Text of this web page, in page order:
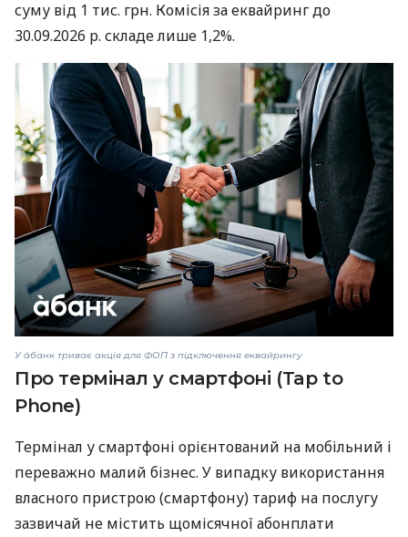
суму від 1 тис. грн. Комісія за еквайринг до
30.09.2026 р. складе лише 1,2%.
У àбанк триває акція для ФОП з підключення еквайрингу
Про термінал у смартфоні (Tap to
Phone)
Термінал у смартфоні орієнтований на мобільний і
переважно малий бізнес. У випадку використання
власного пристрою (смартфону) тариф на послугу
зазвичай не містить щомісячної абонплати